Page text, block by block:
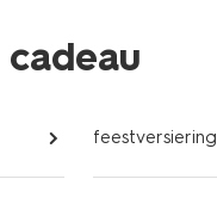
feestversiering